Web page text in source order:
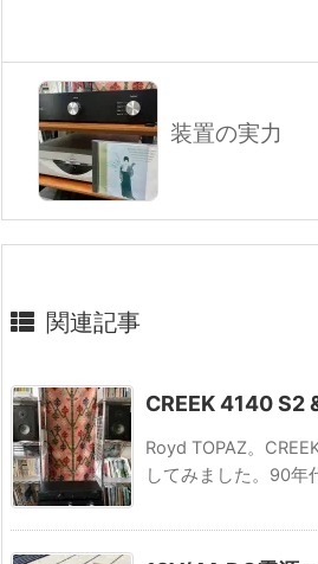
装置の実力
関連記事
CREEK 4140 S2
Royd TOPAZ。
してみました。90年